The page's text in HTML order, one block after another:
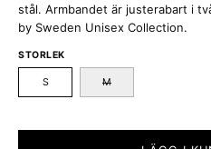
stål. Armbandet är justerabart i
by Sweden Unisex Collection.
STORLEK
S M